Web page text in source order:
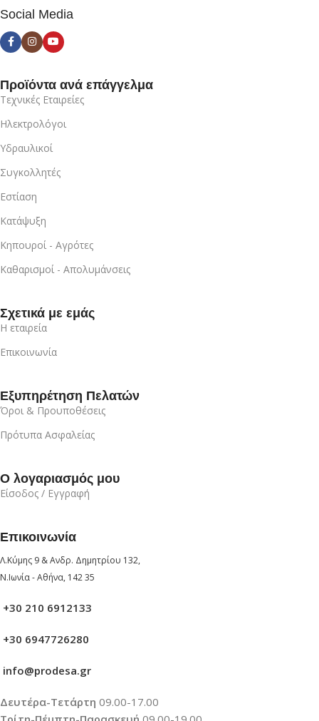
Social Media
Προϊόντα ανά επάγγελμα
Τεχνικές Εταιρείες
Ηλεκτρολόγοι
Υδραυλικοί
Συγκολλητές
Εστίαση
Κατάψυξη
Κηπουροί - Αγρότες
Καθαρισμοί - Απολυμάνσεις
Σχετικά με εμάς
Η εταιρεία
Επικοινωνία
Εξυπηρέτηση Πελατών
Όροι & Προυποθέσεις
Πρότυπα Ασφαλείας
Ο λογαριασμός μου
Είσοδος / Εγγραφή
Επικοινωνία
Λ.Κύμης 9 & Ανδρ. Δημητρίου 132,
Ν.Ιωνία - Αθήνα, 142 35
+30 210 6912133
+30 6947726280
info@prodesa.gr
Δευτέρα-Τετάρτη 09.00-17.00